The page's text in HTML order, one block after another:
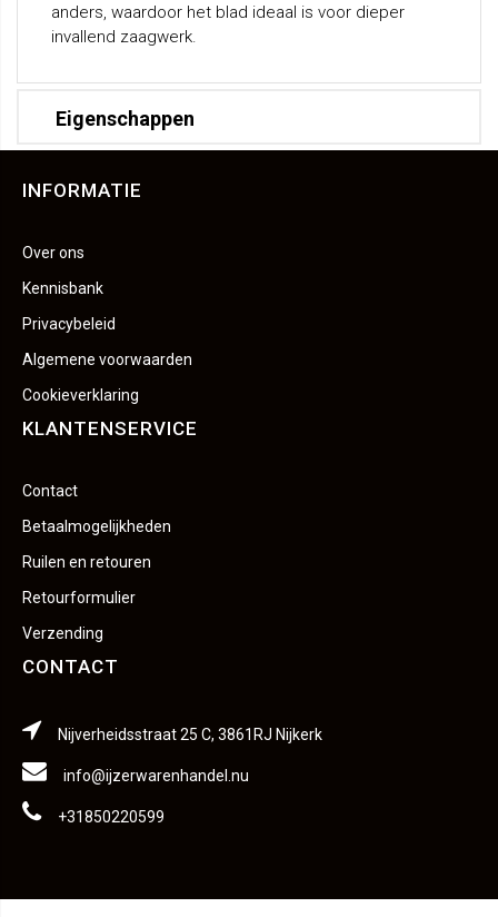
anders, waardoor het blad ideaal is voor dieper
invallend zaagwerk.
Eigenschappen
INFORMATIE
Over ons
Kennisbank
Privacybeleid
Algemene voorwaarden
Cookieverklaring
KLANTENSERVICE
Contact
Betaalmogelijkheden
Ruilen en retouren
Retourformulier
Verzending
CONTACT
Nijverheidsstraat 25 C, 3861RJ Nijkerk
info@ijzerwarenhandel.nu
+31850220599